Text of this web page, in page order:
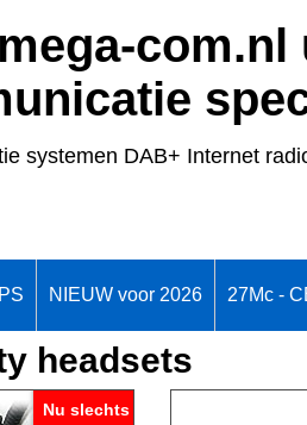
com.nl
systemen DAB+ Internet
NIEUW voor 2026 27Mc -
headsets
Nu slechts